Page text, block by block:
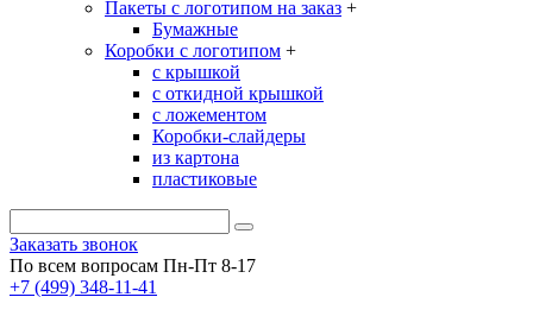
Пакеты с логотипом на заказ +
Бумажные
Коробки с логотипом +
с крышкой
с откидной крышкой
с ложементом
Коробки-слайдеры
из картона
пластиковые
Заказать звонок
По всем вопросам Пн-Пт 8-17
+7 (499) 348-11-41